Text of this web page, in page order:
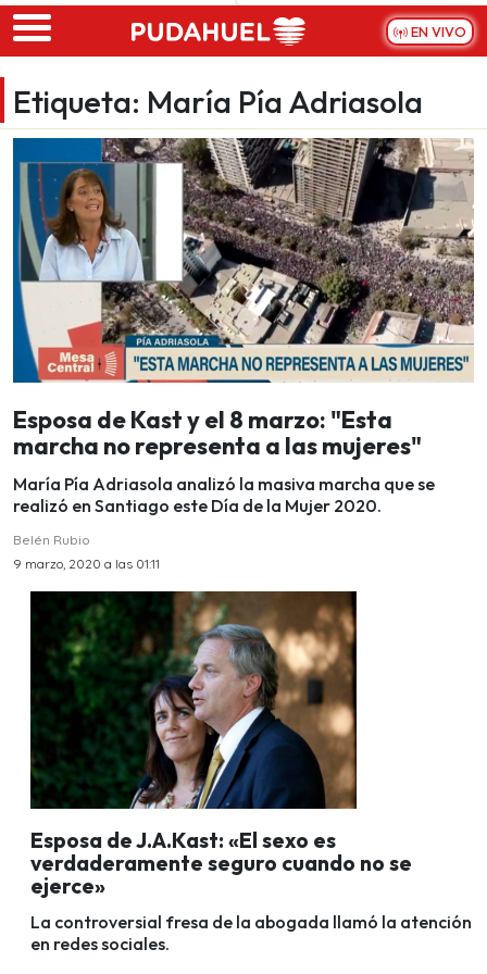
Skip to main content
EN VIVO
Etiqueta: María Pía Adriasola
Esposa de Kast y el 8 marzo: "Esta
marcha no representa a las mujeres"
María Pía Adriasola analizó la masiva marcha que se
realizó en Santiago este Día de la Mujer 2020.
Belén Rubio
9 marzo, 2020 a las 01:11
Esposa de J.A.Kast: «El sexo es
verdaderamente seguro cuando no se
ejerce»
La controversial fresa de la abogada llamó la atención
en redes sociales.